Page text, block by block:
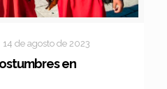
14 de agosto de 2023
en